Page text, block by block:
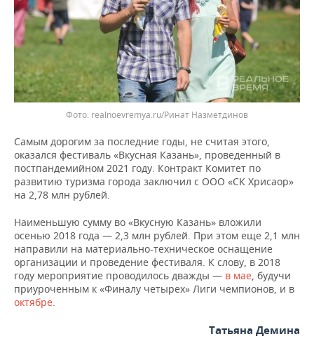
realnoevremya.ru/Ринат Назметдинов
Самым дорогим за последние годы, не считая этого,
оказался фестиваль «Вкусная Казань», проведенный в
постпандемийном 2021 году. Контракт Комитет по
развитию туризма города заключил с ООО «СК Хрисаор»
на 2,78 млн рублей.
Наименьшую сумму во «Вкусную Казань» вложили
осенью 2018 года — 2,3 млн рублей. При этом еще 2,1 млн
направили на материально-техническое оснащение
организации и проведение фестиваля. К слову, в 2018
году мероприятие проводилось дважды — в мае, будучи
приуроченным к «Финалу четырех» Лиги чемпионов, и в
октябре.
Татьяна Демина